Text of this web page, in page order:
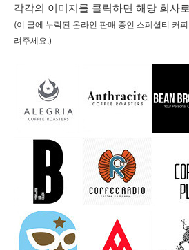
각각의 이미지를 클릭하면 해당 회사
(이 글에 누락된 온라인 판매 중인 스페셜티 커
려주세요.)